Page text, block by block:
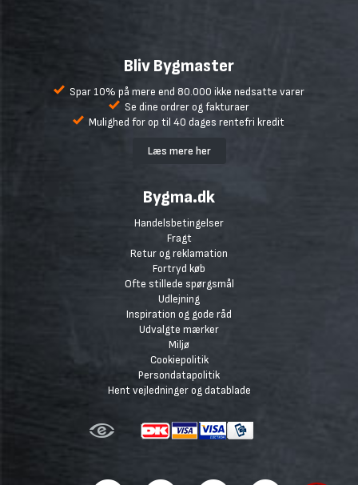
Bliv Bygmaster
Spar 10% på mere end 80.000 ikke nedsatte varer
Se dine ordrer og fakturaer
Mulighed for op til 40 dages rentefri kredit
Læs mere her
Bygma.dk
Handelsbetingelser
Fragt
Retur og reklamation
Fortryd køb
Ofte stillede spørgsmål
Udlejning
Inspiration og gode råd
Udvalgte mærker
Miljø
Cookiepolitik
Persondatapolitik
Hent vejledninger og datablade